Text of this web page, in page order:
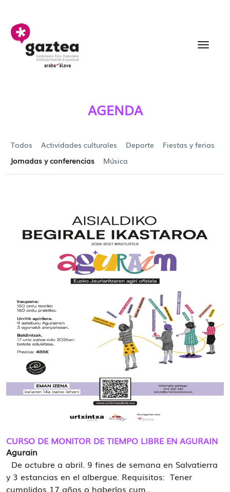
Saltar al contenido principal
AGENDA
Todos Actividades culturales Deporte
Fiestas y ferias
Jornadas y conferencias
Música
CURSO DE MONITOR DE TIEMPO LIBRE EN AGURAIN
Agurain
De octubre a abril. 9 fines de semana en Salvatierra
y 3 estancias en el albergue. Requisitos: Tener
cumplidos 17 años o haberlos cum...